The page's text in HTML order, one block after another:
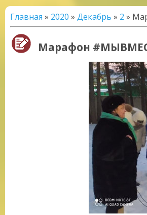
Главная » 2020 » Декабрь » 2 »
Марафон